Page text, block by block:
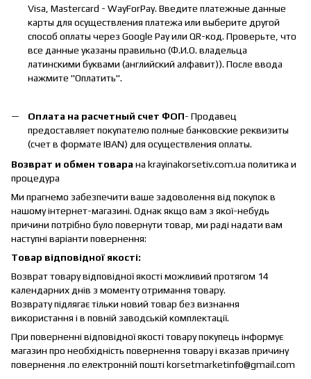
Visa, Mastercard - WayForPay. Введите платежные данные
карты для осуществления платежа или выберите другой
способ оплаты через Google Pay или QR-код. Проверьте, что
все данные указаны правильно (Ф.И.О. владельца
латинскими буквами (английский алфавит)). После ввода
нажмите "Оплатить".
Оплата на расчетный счет ФОП- Продавец
предоставляет покупателю полные банковские реквизиты
(счет в формате IBAN) для осуществления оплаты.
Возврат и обмен товара на krayinakorsetiv.com.ua политика и
процедура
Ми прагнемо забезпечити ваше задоволення від покупок в
нашому інтернет-магазині. Однак якщо вам з якої-небудь
причини потрібно було повернути товар, ми раді надати вам
наступні варіанти повернення:
Товар відповідної якості:
Возврат товару відповідної якості можливий протягом 14
календарних днів з моменту отримання товару.
Возврату підлягає тільки новий товар без визнання
використання і в повній заводській комплектації.
При поверненні відповідної якості товару покупець інформує
магазин про необхідність повернення товару і вказав причину
повернення .по електронній пошті korsetmarketinfo@gmail.com